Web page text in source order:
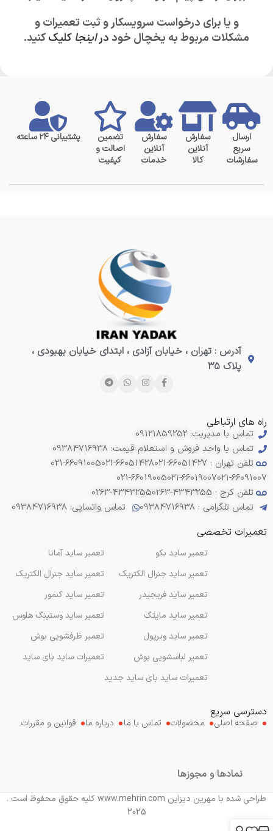
و یا برای درخواست سرویسکار و ثبت تعمیرات و
مشکلات مربوط به یخچال خوددراینجا کلیککنید.
ارسال
سریع
سفارشات
سفارش
آنلاین
کالا
سفارش
آنلاین
خدمات
تضمین
اصالت و
کیفیت
پشتیبانی ۲۴ ساعته
آدرس : تهران ، خیابان آزادی ، ابتدای خیابان بهبودی ،
پلاک ۳۵
راه های ارتباطی
تماس با مدیریت: 09121859252
تماس با واحد فروش و استعلام قیمت: 09384716938
تلفن تهران : 66051427-021
021-66051428
021-66091005
021-66091007
021-66019007
021-66019005
تلفن کرج : 4343255-0263
0263-4343255
تماس تلگرامی : 09384716938
تماس واتساپی: 09384716938
تعمیرات تخصصی
تعمیر ساید آمانا
تعمیر ساید جنرال الکتریک
تعمیر ساید کنمور
تعمیر ساید وستینگ هاوس
تعمیر ظرفشویی بوش
تعمیرات ساید بای ساید
تعمیر ساید بکو
تعمیر ساید جنرال الکتریک
تعمیر ساید فریجیدر
تعمیر ساید مایتگ
تعمیر ساید ویرپول
تعمیر لباسشویی بوش
تعمیرات ساید بای ساید جدید
دسترسی سریع
صفحه اصلی محصولات تماس با ما درباره ما قوانین و مقررات
نمادها و مجوزها
طراحی شده با مهرین دیزاین www.mehrin.com کلیه حقوق محفوظ است .
2025